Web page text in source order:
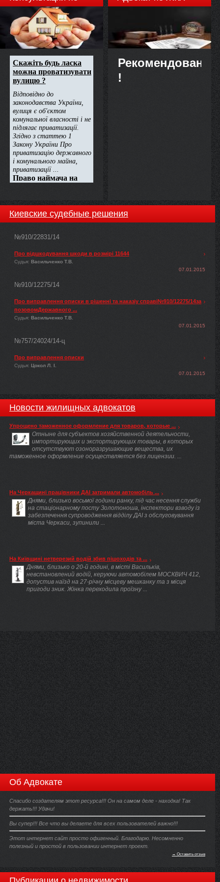
недвижимости
Рекомендовано
!
Киевские судебные решения
№910/22831/14
Про відшкодування шкоди в розмірі 11644
Судья: Васильченко Т.В.
07.01.2015
№910/12275/14
Про виправлення описки в рішенні та наказіу справі№910/12275/14за
позовомДержавного ...
Судья: Васильченко Т.В.
07.01.2015
№757/24024/14-ц
Про виправлення описки
Судья: Цокол Л. І.
07.01.2015
Новости жилищных адвокатов
Упрощено таможенное оформление для товаров, которые ...
Отныне для субъектов хозяйственной деятельности,
импортирующих и экспортирующих товары, в которых
отсутствуют озоноразрушающие вещества, их
таможенное оформление осуществляется без лицензии. ...
На Черкащині працівники ДАІ затримали автомобіль ...
Днями, близько восьмої години ранку, під час несення служби
на стаціонарному посту Золотоноша, інспектори взводу із
забезпечення супроводження відділу ДАІ з обслуговування
міста Черкаси, зупинили ...
На Київщині нетверезий водій збив пішоходів та ...
Днями, близько о 20-й годині, в місті Васильків,
невстановлений водій, керуючи автомобілем МОСКВИЧ 412,
допустив наїзд на 27-річну місцеву мешканку та з місця
пригоди зник. Жінка переходила проїзну ...
Об Адвокате
Спасибо создателям этот ресурса!!! Он на самом деле - находка! Так
держать!!! Удачи!
Вы супер!!! Все что вы делаете для всех пользователей важно!!!
Этот интернет сайт просто офигенный. Благодарю. Несомненно
полезный и простой в пользовании интернет проект.
→ Оставить отзыв